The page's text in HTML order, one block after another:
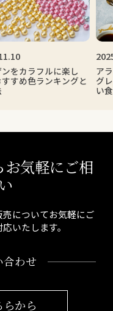
をカラフルに楽し
すめ色ランキングと
ア
グ
い
気軽にご相
についてお気軽にご
いたします。
合わせ
から